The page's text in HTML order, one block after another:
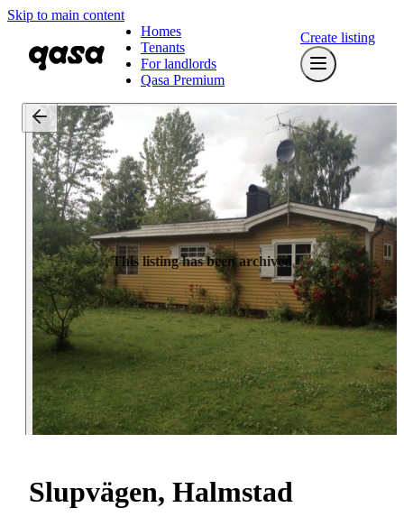
Skip to main content
Homes
Tenants
For landlords
Qasa Premium
Create listing
This listing has been archived
Slupvägen, Halmstad